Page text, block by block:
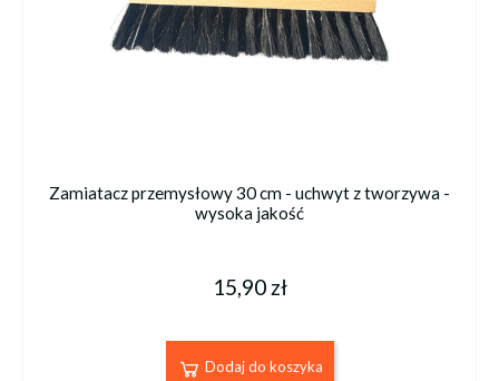
Zamiatacz przemysłowy 30 cm - uchwyt z tworzywa -
wysoka jakość
15,90 zł
Dodaj do koszyka